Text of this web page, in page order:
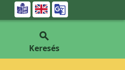


Keresés